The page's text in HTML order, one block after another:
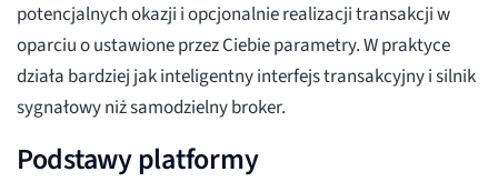
potencjalnych okazji i opcjonalnie realizacji transakcji w
oparciu o ustawione przez Ciebie parametry. W praktyce
działa bardziej jak inteligentny interfejs transakcyjny i silnik
sygnałowy niż samodzielny broker.
Podstawy platformy